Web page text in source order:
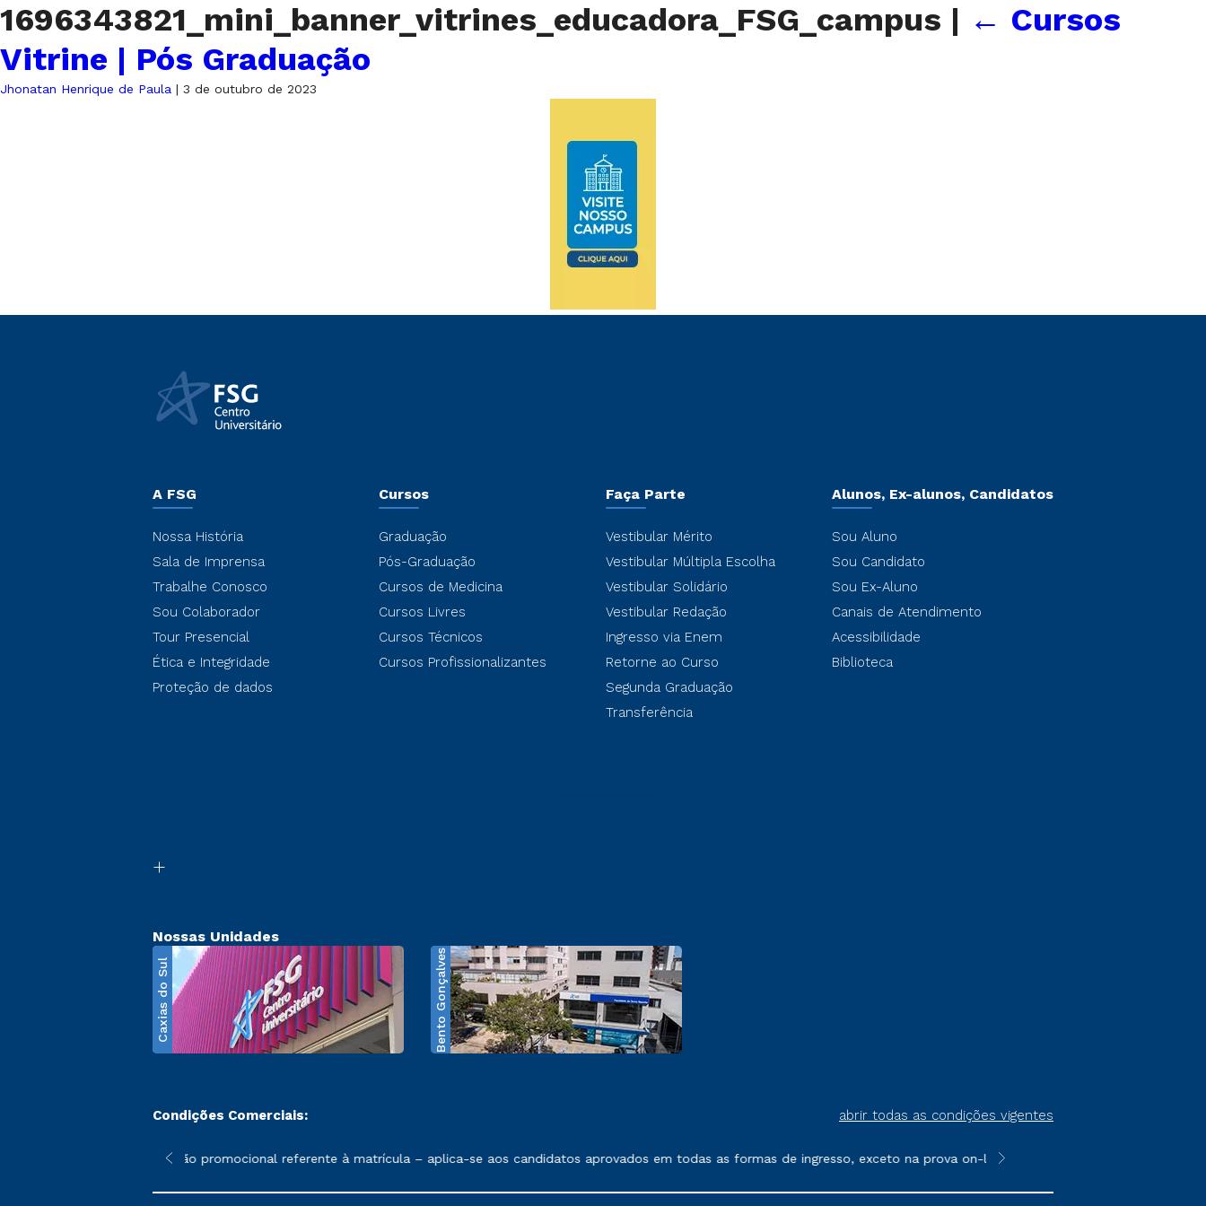
1696343821_mini_banner_vitrines_educadora_FSG_campus | ← Cursos
Vitrine | Pós Graduação
Jhonatan Henrique de Paula | 3 de outubro de 2023
A FSG
Nossa História
Sala de Imprensa
Trabalhe Conosco
Sou Colaborador
Tour Presencial
Ética e Integridade
Proteção de dados
Cursos
Graduação
Pós-Graduação
Cursos de Medicina
Cursos Livres
Cursos Técnicos
Cursos Profissionalizantes
Faça Parte
Vestibular Mérito
Vestibular Múltipla Escolha
Vestibular Solidário
Vestibular Redação
Ingresso via Enem
Retorne ao Curso
Segunda Graduação
Transferência
Alunos, Ex-alunos, Candidatos
Sou Aluno
Sou Candidato
Sou Ex-Aluno
Canais de Atendimento
Acessibilidade
Biblioteca
Nossas Unidades
Caxias do Sul Bento Gonçalves
Condições Comerciais: abrir todas as condições vigentes
sofrer alterações nos períodos de rematrícula conforme exposto no contrato de prestação de serviços.
*A condição promocional referente à matrícula – aplica-se aos candidatos aprovados em todas as formas de ingresso, exceto na prova on-line ou agendada, que ofertam
**Semipresencial é um formato do